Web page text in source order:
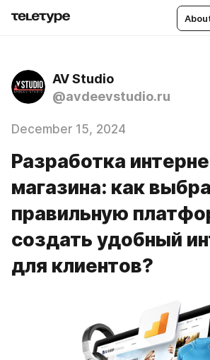
AV Studio
@avdeevstudio.ru
December 15, 2024
Разработка
магазина: как
правильную
создать удобный
для клиентов?